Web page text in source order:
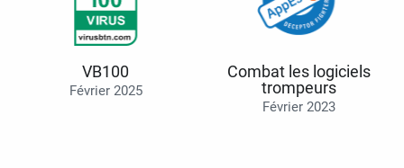
VB100
Février 2025
Combat les logiciels
trompeurs
Février 2023